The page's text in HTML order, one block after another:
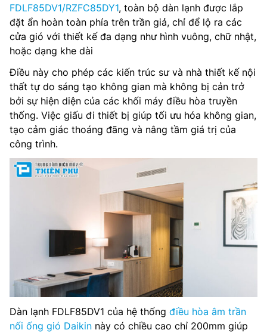
FDLF85DV1/RZFC85DY1, toàn bộ dàn lạnh được lắp
đặt ẩn hoàn toàn phía trên trần giả, chỉ để lộ ra các
cửa gió với thiết kế đa dạng như hình vuông, chữ nhật,
hoặc dạng khe dài
Điều này cho phép các kiến trúc sư và nhà thiết kế nội
thất tự do sáng tạo không gian mà không bị cản trở
bởi sự hiện diện của các khối máy điều hòa truyền
thống. Việc giấu đi thiết bị giúp tối ưu hóa không gian,
tạo cảm giác thoáng đãng và nâng tầm giá trị của
công trình.
Dàn lạnh FDLF85DV1 của hệ thống điều hòa âm trần
nối ống gió Daikin này có chiều cao chỉ 200mm giúp